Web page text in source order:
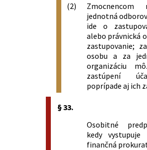
(2)
jednotná
ide o
alebo právnická
zastupovanie;
osobu a za
organizáciu
zastúpení
poprípade aj ich
§ 33.
Osobitné
kedy vystupuje
finančná